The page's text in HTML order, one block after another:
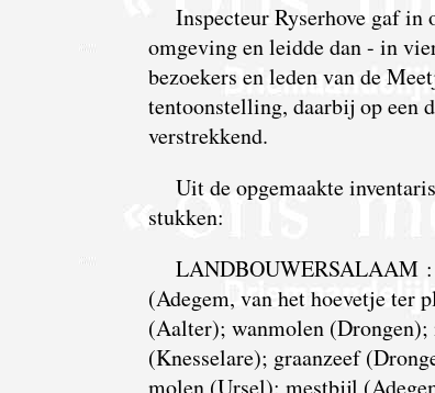
Inspecteur Ryserhove gaf in
omgeving en leidde dan - in
bezoekers en leden van de
tentoonstelling, daarbij op een
verstrekkend.
Uit de opgemaakte
stukken:
LANDBOUWERSALAAM :
(Adegem, van het hoevetje ter
(Aalter); wanmolen (Drongen);
(Knesselare); graanzeef
molen (Ursel); mestbijl